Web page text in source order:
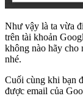
Như vậy là ta vừa
trên tài khoản
không nào hãy
nhé.
Cuối cùng khi bạn
được email của